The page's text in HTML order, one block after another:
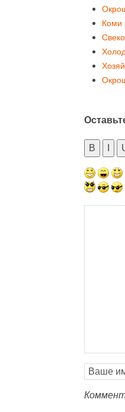
Коми
B